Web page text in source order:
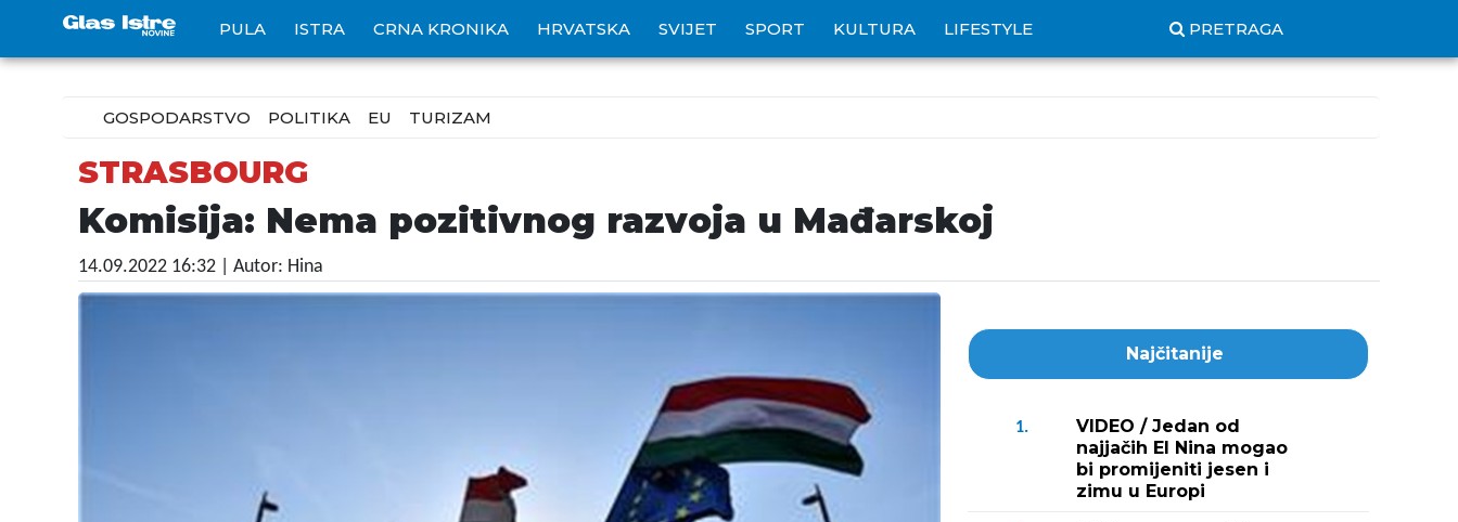
PULA ISTRA CRNA KRONIKA HRVATSKA SVIJET SPORT KULTURA LIFESTYLE PRETRAGA
GOSPODARSTVO POLITIKA EU TURIZAM
STRASBOURG
Komisija: Nema pozitivnog razvoja u Mađarskoj
14.09.2022 16:32 | Autor: Hina
Najčitanije
1.
VIDEO / Jedan od
najjačih El Nina mogao
bi promijeniti jesen i
zimu u Europi